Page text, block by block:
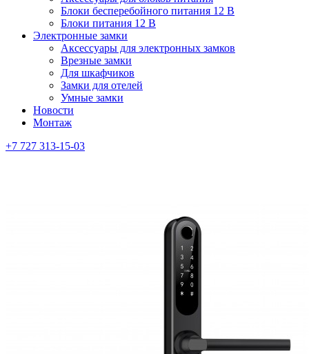
Блоки бесперебойного питания 12 В
Блоки питания 12 В
Электронные замки
Аксессуары для электронных замков
Врезные замки
Для шкафчиков
Замки для отелей
Умные замки
Новости
Монтаж
+7 727 313-15-03